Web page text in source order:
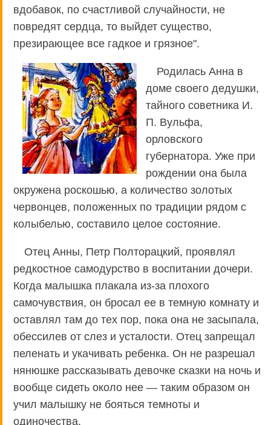
вдобавок, по счастливой случайности, не
повредят сердца, то выйдет существо,
презирающее все гадкое и грязное".
Родилась Анна в
доме своего дедушки,
тайного советника И.
П. Вульфа,
орловского
губернатора. Уже при
рождении она была
окружена роскошью, а количество золотых
червонцев, положенных по традиции рядом с
колыбелью, составило целое состояние.
Отец Анны, Петр Полторацкий, проявлял
редкостное самодурство в воспитании дочери.
Когда малышка плакала из-за плохого
самочувствия, он бросал ее в темную комнату и
оставлял там до тех пор, пока она не засыпала,
обессилев от слез и усталости. Отец запрещал
пеленать и укачивать ребенка. Он не разрешал
нянюшке рассказывать девочке сказки на ночь и
вообще сидеть около нее — таким образом он
учил малышку не бояться темноты и
одиночества.